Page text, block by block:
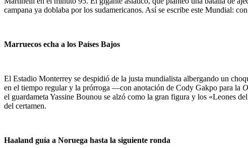
campana ya doblaba por los sudamericanos. Así se escribe este Mundial:
Marruecos echa a los Países Bajos
El Estadio Monterrey se despidió de la justa mundialista albergando un
en el tiempo regular y la prórroga —con anotación de Cody Gakpo para la
el guardameta Yassine Bounou se alzó como la gran figura y los «Leones
del certamen.
Haaland guía a Noruega hasta la siguiente ronda